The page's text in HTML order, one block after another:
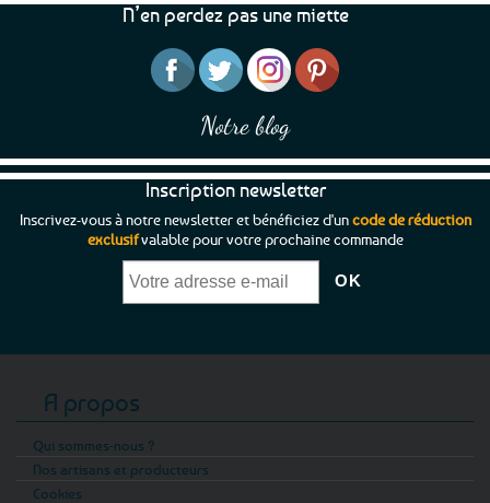
N’en perdez pas une miette
Notre blog
Inscription newsletter
Inscrivez-vous à notre newsletter et bénéficiez d'uncode de réduction
exclusifvalable pour votre prochaine commande
A propos
Qui sommes-nous ?
Nos artisans et producteurs
Cookies